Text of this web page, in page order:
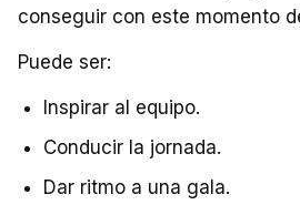
conseguir con este momento
Puede ser:
Inspirar al equipo.
Conducir la jornada.
Dar ritmo a una gala.